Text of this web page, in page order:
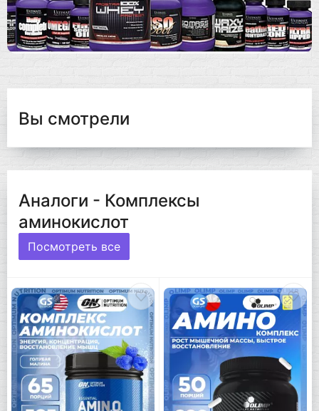
Вы смотрели
Аналоги - Комплексы
аминокислот
Посмотреть все